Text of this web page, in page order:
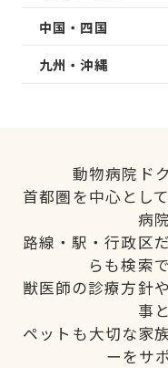
中国・四国
九州・沖縄
動物病院ド
首都圏を中心とし
病
路線・駅・行政区
らも検索
獣医師の診療方針
事
ペットも大切な家
ーをサ